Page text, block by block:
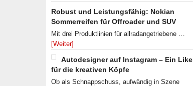
Robust und Leistungsfähig: Nokian
Sommerreifen für Offroader und SUV
Mit drei Produktlinien für allradangetriebene …
[Weiter]
Autodesigner auf Instagram – Ein Like
für die kreativen Köpfe
Ob als Schnappschuss, aufwändig in Szene